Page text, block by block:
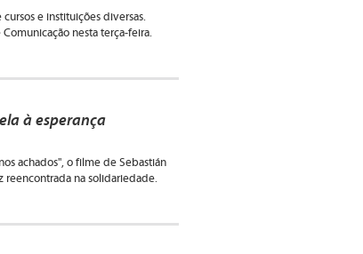
e instituições diversas.
nesta terça-feira.
à esperança
achados", o filme de Sebastián
reencontrada na solidariedade.